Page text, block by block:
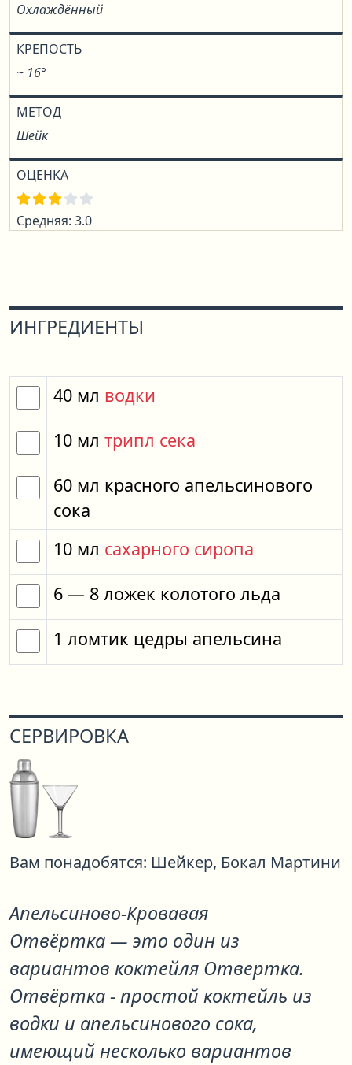
Охлаждённый
КРЕПОСТЬ
~ 16°
МЕТОД
Шейк
ОЦЕНКА
Средняя: 3.0
ИНГРЕДИЕНТЫ
40 мл водки
10 мл трипл сека
60 мл красного апельсинового
сока
10 мл сахарного сиропа
6 — 8 ложек колотого льда
1 ломтик цедры апельсина
СЕРВИРОВКА
Вам понадобятся: Шейкер, Бокал Мартини
Апельсиново-Кровавая
Отвёртка— это один из
вариантов коктейля Отвертка.
Отвёртка - простой коктейль из
водки и апельсинового сока,
имеющий несколько вариантов